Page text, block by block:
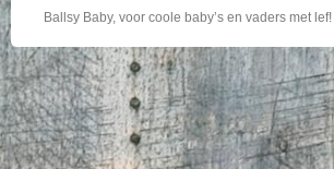
Ballsy Baby, voor coole baby’s en vaders met